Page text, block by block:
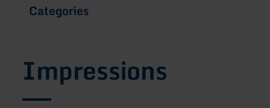
Categories
Impressions